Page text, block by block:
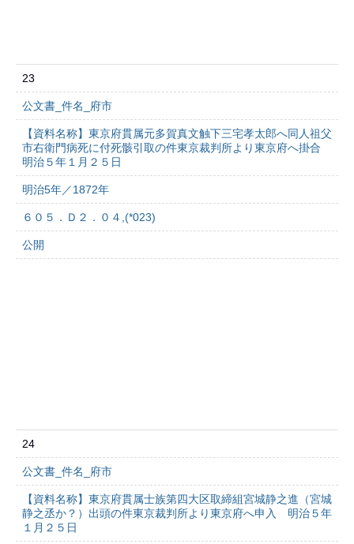
23
公文書_件名_府市
【資料名称】東京府貫属元多賀真文触下三宅孝太郎へ同人祖父
市右衛門病死に付死骸引取の件東京裁判所より東京府へ掛合
明治５年１月２５日
明治5年／1872年
６０５．Ｄ２．０４,(*023)
公開
24
公文書_件名_府市
【資料名称】東京府貫属士族第四大区取締組宮城静之進（宮城
静之丞か？）出頭の件東京裁判所より東京府へ申入 明治５年
１月２５日